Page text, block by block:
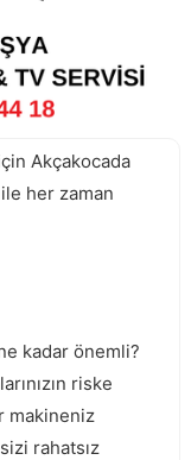
Akçakocada
her zaman
kadar önemli?
riske
makineniz
sizi rahatsız